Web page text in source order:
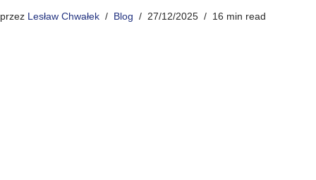
przez Lesław Chwałek Blog 27/12/2025 16 min read